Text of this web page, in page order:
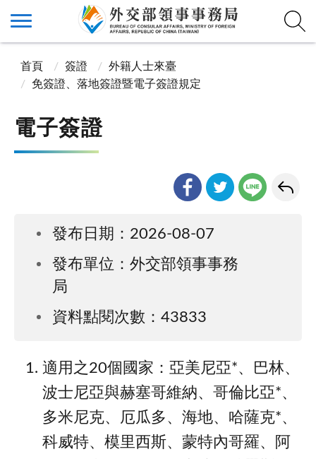
首頁 簽證
外籍人士來臺
免簽證、落地簽證暨電子簽證規定
電子簽證
發布日期：2026-08-07
發布單位：外交部領事事務
局
資料點閱次數：43833
適⽤之20個國家：亞美尼亞*、巴林、
波士尼亞與赫塞哥維納、哥倫比亞*、
多米尼克、厄瓜多、海地、哈薩克*、
科威特、模里西斯、蒙特內哥羅、阿